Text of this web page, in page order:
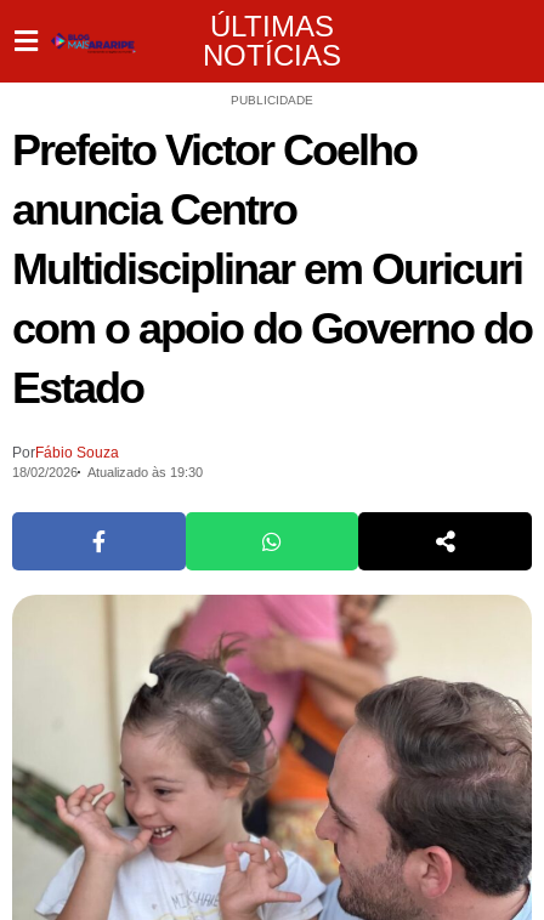
ÚLTIMAS
NOTÍCIAS
PUBLICIDADE
Prefeito Victor Coelho
anuncia Centro
Multidisciplinar em Ouricuri
com o apoio do Governo do
Estado
PorFábio Souza
18/02/2026 Atualizado às 19:30